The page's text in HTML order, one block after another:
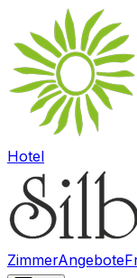
Hotel
ZimmerAngebote